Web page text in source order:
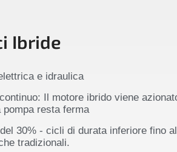
Ibride
e idraulica
Il motore ibrido viene
resta ferma
30% - cicli di durata inferiore fino
tradizionali.